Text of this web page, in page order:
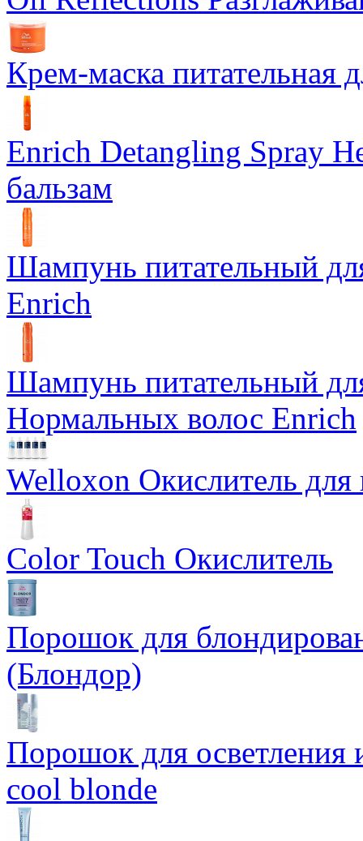
Крем-маска питательная
Enrich Detangling Spray
бальзам
Шампунь питательный
Enrich
Шампунь питательный
Нормальных волос Enrich
Welloxon Окислитель для
Color Touch Окислитель
Порошок для
(Блондор)
Порошок для осветления
cool blonde